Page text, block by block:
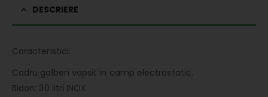
DESCRIERE
Caracteristici:
Cadru galben vopsit in camp electrostatic.
Bidon: 30 litri INOX